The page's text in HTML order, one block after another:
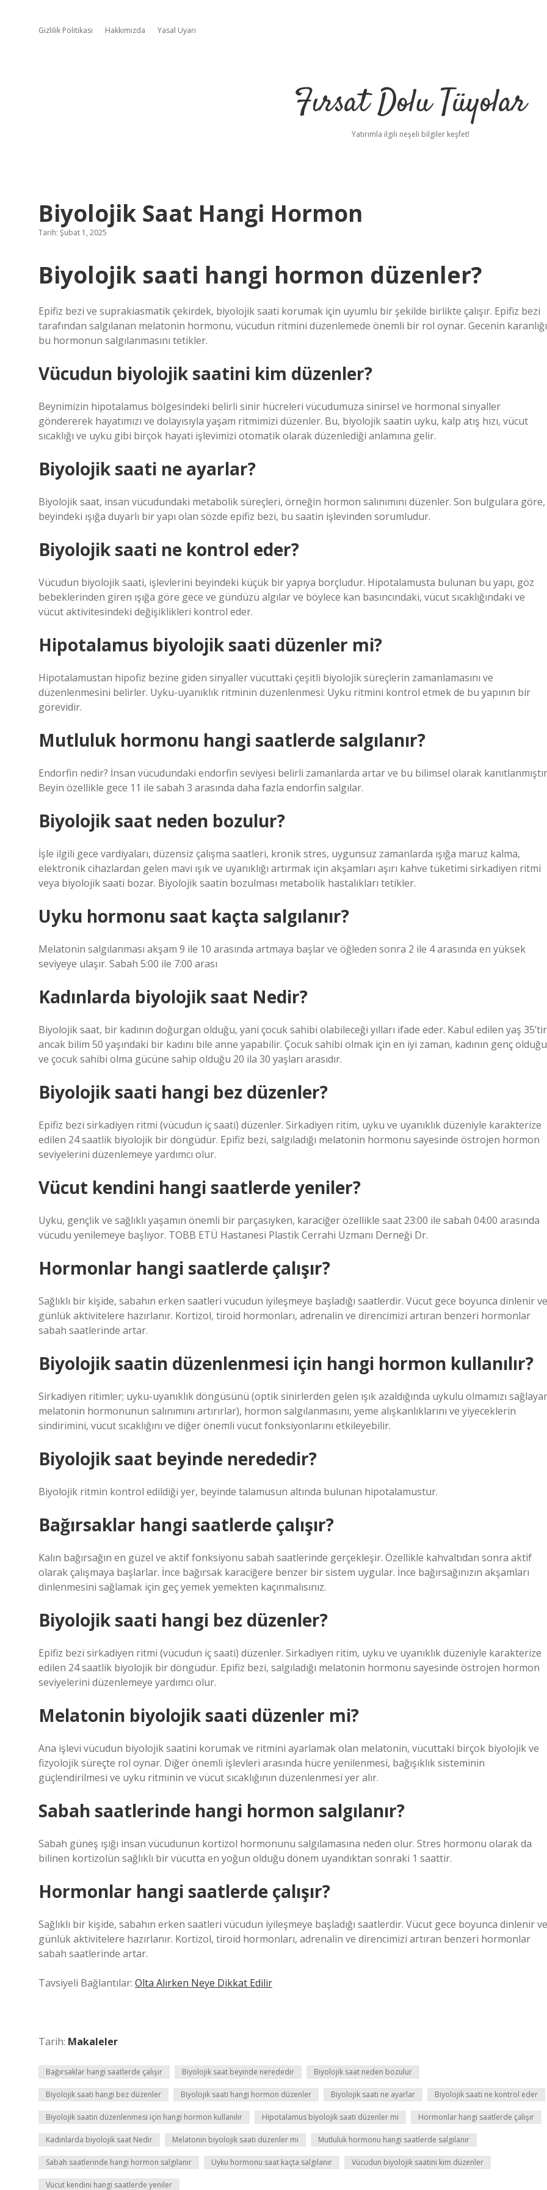
Gizlilik Politikası Hakkımızda Yasal Uyarı
Fırsat Dolu Tüyolar
Yatırımla ilgili neşeli bilgiler keşfet!
Biyolojik Saat Hangi Hormon
Tarih: Şubat 1, 2025
Biyolojik saati hangi hormon düzenler?
Epifiz bezi ve suprakiasmatik çekirdek, biyolojik saati korumak için uyumlu bir şekilde birlikte çalışır. Epifiz bezi
tarafından salgılanan melatonin hormonu, vücudun ritmini düzenlemede önemli bir rol oynar. Gecenin karanlığı
bu hormonun salgılanmasını tetikler.
Vücudun biyolojik saatini kim düzenler?
Beynimizin hipotalamus bölgesindeki belirli sinir hücreleri vücudumuza sinirsel ve hormonal sinyaller
göndererek hayatımızı ve dolayısıyla yaşam ritmimizi düzenler. Bu, biyolojik saatin uyku, kalp atış hızı, vücut
sıcaklığı ve uyku gibi birçok hayati işlevimizi otomatik olarak düzenlediği anlamına gelir.
Biyolojik saati ne ayarlar?
Biyolojik saat, insan vücudundaki metabolik süreçleri, örneğin hormon salınımını düzenler. Son bulgulara göre,
beyindeki ışığa duyarlı bir yapı olan sözde epifiz bezi, bu saatin işlevinden sorumludur.
Biyolojik saati ne kontrol eder?
Vücudun biyolojik saati, işlevlerini beyindeki küçük bir yapıya borçludur. Hipotalamusta bulunan bu yapı, göz
bebeklerinden giren ışığa göre gece ve gündüzü algılar ve böylece kan basıncındaki, vücut sıcaklığındaki ve
vücut aktivitesindeki değişiklikleri kontrol eder.
Hipotalamus biyolojik saati düzenler mi?
Hipotalamustan hipofiz bezine giden sinyaller vücuttaki çeşitli biyolojik süreçlerin zamanlamasını ve
düzenlenmesini belirler. Uyku-uyanıklık ritminin düzenlenmesi: Uyku ritmini kontrol etmek de bu yapının bir
görevidir.
Mutluluk hormonu hangi saatlerde salgılanır?
Endorfin nedir? İnsan vücudundaki endorfin seviyesi belirli zamanlarda artar ve bu bilimsel olarak
Beyin özellikle gece 11 ile sabah 3 arasında daha fazla endorfin salgılar.
Biyolojik saat neden bozulur?
İşle ilgili gece vardiyaları, düzensiz çalışma saatleri, kronik stres, uygunsuz zamanlarda ışığa maruz kalma,
elektronik cihazlardan gelen mavi ışık ve uyanıklığı artırmak için akşamları aşırı kahve tüketimi sirkadiyen ritmi
veya biyolojik saati bozar. Biyolojik saatin bozulması metabolik hastalıkları tetikler.
Uyku hormonu saat kaçta salgılanır?
Melatonin salgılanması akşam 9 ile 10 arasında artmaya başlar ve öğleden sonra 2 ile 4 arasında en yüksek
seviyeye ulaşır. Sabah 5:00 ile 7:00 arası
Kadınlarda biyolojik saat Nedir?
Biyolojik saat, bir kadının doğurgan olduğu, yani çocuk sahibi olabileceği yılları ifade eder. Kabul edilen yaş
ancak bilim 50 yaşındaki bir kadını bile anne yapabilir. Çocuk sahibi olmak için en iyi zaman, kadının genç olduğu
ve çocuk sahibi olma gücüne sahip olduğu 20 ila 30 yaşları arasıdır.
Biyolojik saati hangi bez düzenler?
Epifiz bezi sirkadiyen ritmi (vücudun iç saati) düzenler. Sirkadiyen ritim, uyku ve uyanıklık düzeniyle karakterize
edilen 24 saatlik biyolojik bir döngüdür. Epifiz bezi, salgıladığı melatonin hormonu sayesinde östrojen hormon
seviyelerini düzenlemeye yardımcı olur.
Vücut kendini hangi saatlerde yeniler?
Uyku, gençlik ve sağlıklı yaşamın önemli bir parçasıyken, karaciğer özellikle saat 23:00 ile sabah 04:00 arasında
vücudu yenilemeye başlıyor. TOBB ETÜ Hastanesi Plastik Cerrahi Uzmanı Derneği Dr.
Hormonlar hangi saatlerde çalışır?
Sağlıklı bir kişide, sabahın erken saatleri vücudun iyileşmeye başladığı saatlerdir. Vücut gece boyunca dinlenir ve
günlük aktivitelere hazırlanır. Kortizol, tiroid hormonları, adrenalin ve direncimizi artıran benzeri hormonlar
sabah saatlerinde artar.
Biyolojik saatin düzenlenmesi için hangi hormon kullanılır?
Sirkadiyen ritimler; uyku-uyanıklık döngüsünü (optik sinirlerden gelen ışık azaldığında uykulu olmamızı
melatonin hormonunun salınımını artırırlar), hormon salgılanmasını, yeme alışkanlıklarını ve yiyeceklerin
sindirimini, vücut sıcaklığını ve diğer önemli vücut fonksiyonlarını etkileyebilir.
Biyolojik saat beyinde nerededir?
Biyolojik ritmin kontrol edildiği yer, beyinde talamusun altında bulunan hipotalamustur.
Bağırsaklar hangi saatlerde çalışır?
Kalın bağırsağın en güzel ve aktif fonksiyonu sabah saatlerinde gerçekleşir. Özellikle kahvaltıdan sonra aktif
olarak çalışmaya başlarlar. İnce bağırsak karaciğere benzer bir sistem uygular. İnce bağırsağınızın akşamları
dinlenmesini sağlamak için geç yemek yemekten kaçınmalısınız.
Biyolojik saati hangi bez düzenler?
Epifiz bezi sirkadiyen ritmi (vücudun iç saati) düzenler. Sirkadiyen ritim, uyku ve uyanıklık düzeniyle karakterize
edilen 24 saatlik biyolojik bir döngüdür. Epifiz bezi, salgıladığı melatonin hormonu sayesinde östrojen hormon
seviyelerini düzenlemeye yardımcı olur.
Melatonin biyolojik saati düzenler mi?
Ana işlevi vücudun biyolojik saatini korumak ve ritmini ayarlamak olan melatonin, vücuttaki birçok biyolojik ve
fizyolojik süreçte rol oynar. Diğer önemli işlevleri arasında hücre yenilenmesi, bağışıklık sisteminin
güçlendirilmesi ve uyku ritminin ve vücut sıcaklığının düzenlenmesi yer alır.
Sabah saatlerinde hangi hormon salgılanır?
Sabah güneş ışığı insan vücudunun kortizol hormonunu salgılamasına neden olur. Stres hormonu olarak da
bilinen kortizolün sağlıklı bir vücutta en yoğun olduğu dönem uyandıktan sonraki 1 saattir.
Hormonlar hangi saatlerde çalışır?
Sağlıklı bir kişide, sabahın erken saatleri vücudun iyileşmeye başladığı saatlerdir. Vücut gece boyunca dinlenir ve
günlük aktivitelere hazırlanır. Kortizol, tiroid hormonları, adrenalin ve direncimizi artıran benzeri hormonlar
sabah saatlerinde artar.
Tavsiyeli Bağlantılar: Olta Alırken Neye Dikkat Edilir
Tarih: Makaleler
Bağırsaklar hangi saatlerde çalışır Biyolojik saat beyinde nerededir Biyolojik saat neden bozulur
Biyolojik saati hangi bez düzenler Biyolojik saati hangi hormon düzenler Biyolojik saati ne ayarlar Biyolojik saati ne kontrol eder
Biyolojik saatin düzenlenmesi için hangi hormon kullanılır Hipotalamus biyolojik saati düzenler mi Hormonlar hangi saatlerde çalışır
Kadınlarda biyolojik saat Nedir Melatonin biyolojik saati düzenler mi Mutluluk hormonu hangi saatlerde salgılanır
Sabah saatlerinde hangi hormon salgılanır Uyku hormonu saat kaçta salgılanır Vücudun biyolojik saatini kim düzenler
Vücut kendini hangi saatlerde yeniler